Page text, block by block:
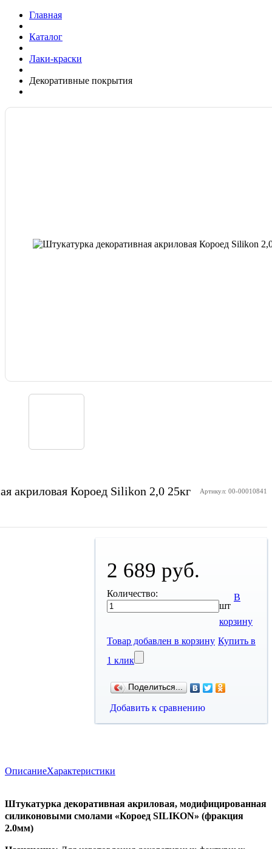
Главная
Каталог
Лаки-краски
Декоративные покрытия
Артикул: 00-00010841
акриловая Короед Silikon 2,0 25кг
2 689 руб.
Количество:
шт
В
корзину
Товар добавлен в корзину Купить в
1 клик
Поделиться...
Добавить к сравнению
ОписаниеХарактеристики
Штукатурка декоративная акриловая, модифицированная
силиконовыми смолами «Короед SILIKON» (фракция
2.0мм)